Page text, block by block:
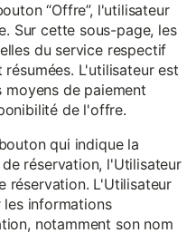
“Offre”, l'utilisateur
Sur cette sous-page, les
du service respectif
L'utilisateur est
de paiement
de l'offre.
qui indique la
réservation, l'Utilisateur
réservation. L'Utilisateur
informations
notamment son nom